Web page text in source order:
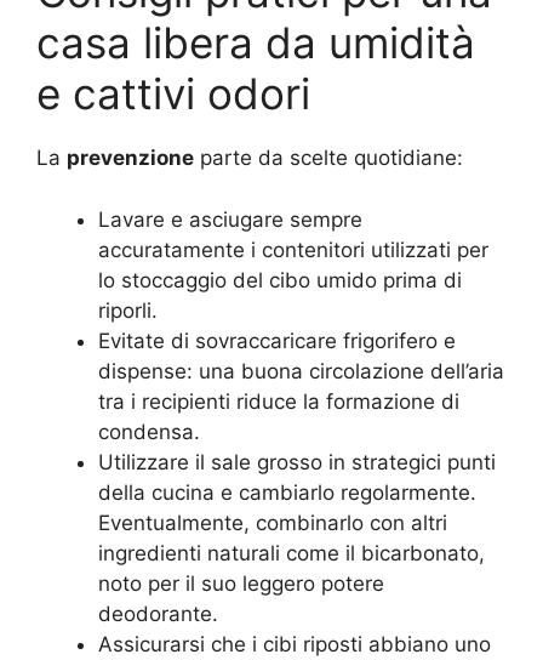
casa libera da umidità
e cattivi odori
La prevenzione parte da scelte quotidiane:
Lavare e asciugare sempre
accuratamente i contenitori utilizzati per
lo stoccaggio del cibo umido prima di
riporli.
Evitate di sovraccaricare frigorifero e
dispense: una buona circolazione dell’aria
tra i recipienti riduce la formazione di
condensa.
Utilizzare il sale grosso in strategici punti
della cucina e cambiarlo regolarmente.
Eventualmente, combinarlo con altri
ingredienti naturali come il bicarbonato,
noto per il suo leggero potere
deodorante.
Assicurarsi che i cibi riposti abbiano uno